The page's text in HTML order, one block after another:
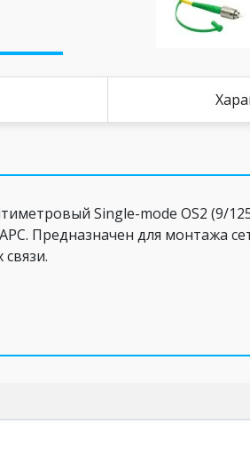
Single-mode OS2 (9/
Предназначен для монтажа